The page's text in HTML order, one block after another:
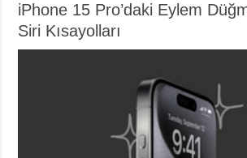
iPhone 15 Pro’daki Eylem
Siri Kısayolları